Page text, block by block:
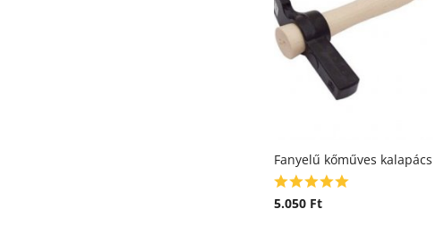
Fanyelű kőműves kalapács
5.050 Ft